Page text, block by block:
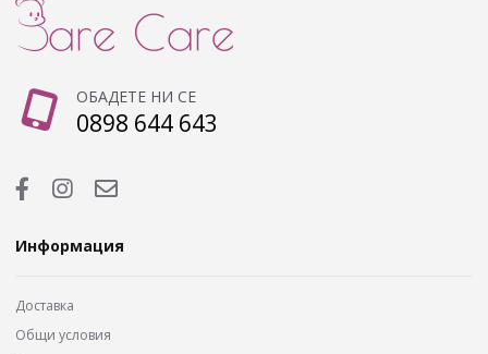
ОБАДЕТЕ НИ СЕ
0898 644 643
Информация
Доставка
Общи условия